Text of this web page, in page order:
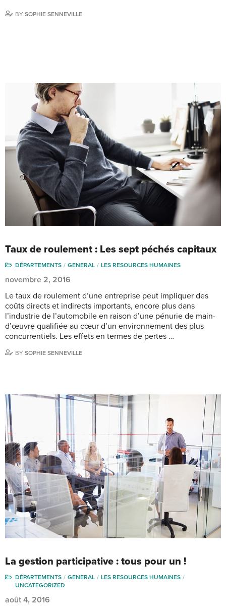
BY SOPHIE SENNEVILLE
Taux de roulement : Les sept péchés capitaux
DÉPARTEMENTS GENERAL LES RESOURCES HUMAINES
novembre 2, 2016
Le taux de roulement d’une entreprise peut impliquer des
coûts directs et indirects importants, encore plus dans
l’industrie de l’automobile en raison d’une pénurie de main-
d’œuvre qualifiée au cœur d’un environnement des plus
concurrentiels. Les effets en termes de pertes …
BY SOPHIE SENNEVILLE
La gestion participative : tous pour un !
DÉPARTEMENTS GENERAL
LES RESOURCES HUMAINES
UNCATEGORIZED
août 4, 2016